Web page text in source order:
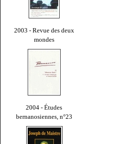
2003 - Revue des deux
mondes
2004 - Études
bernanosiennes, n°23